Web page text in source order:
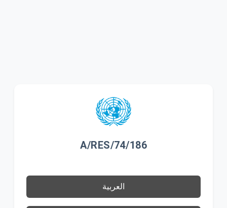
A/RES/74/186
العربية